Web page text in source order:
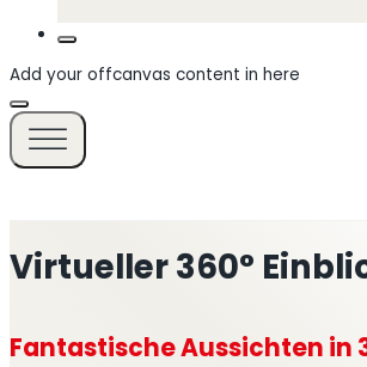
Add your offcanvas content in here
Fantastische Aussichten in
Virtueller 360°